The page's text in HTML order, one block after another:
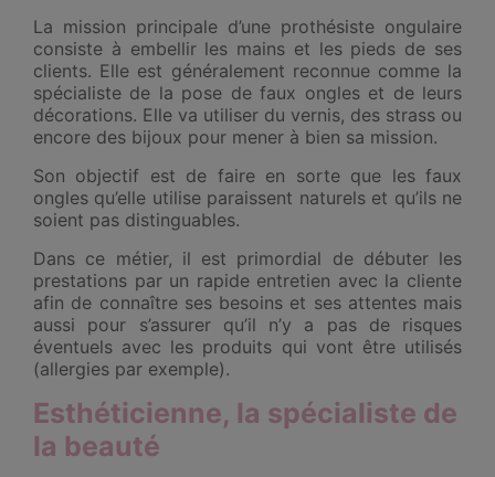
La mission principale d’une prothésiste ongulaire
consiste à embellir les mains et les pieds de ses
clients. Elle est généralement reconnue comme la
spécialiste de la pose de faux ongles et de leurs
décorations. Elle va utiliser du vernis, des strass ou
encore des bijoux pour mener à bien sa mission.
Son objectif est de faire en sorte que les faux
ongles qu’elle utilise paraissent naturels et qu’ils ne
soient pas distinguables.
Dans ce métier, il est primordial de débuter les
prestations par un rapide entretien avec la cliente
afin de connaître ses besoins et ses attentes mais
aussi pour s’assurer qu’il n’y a pas de risques
éventuels avec les produits qui vont être utilisés
(allergies par exemple).
Esthéticienne, la spécialiste de
la beauté